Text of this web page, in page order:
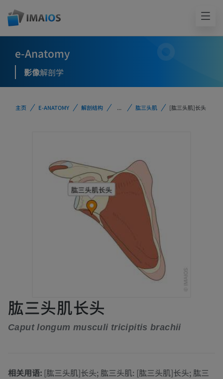
e-Anatomy
影像解剖学
主页 E-ANATOMY 解剖结构 ... 肱三头肌 [肱三头肌]长头
肱三头肌长头
Caput longum musculi tricipitis brachii
相关用语: [肱三头肌]长头; 肱三头肌: [肱三头肌]长头; 肱三